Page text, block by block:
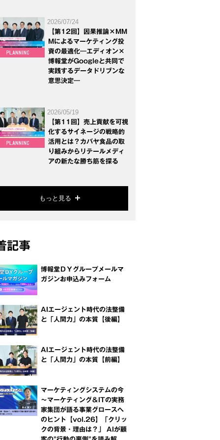
2026/07/24
【第12回】因果推論×MM
Mによるマーケティング投
資の最適化―エディオン×
博報堂がGoogleと共同で
実践するデータドリブンな
意思決定―
2026/05/19
【第11回】売上貢献を可視
化するサイネージの戦略的
活用とは？カバヤ食品の取
り組みからリテールメディ
アの新たな勝ち筋を探る
もっと見る
記事
博報堂ＤＹグループメールマ
ガジンお申込みフォーム
AIエージェント時代の法整備
と「人間力」の本質【後編】
AIエージェント時代の法整備
と「人間力」の本質【前編】
マーケティングシステムの今
～マーケティング＆ITの実務
家集団が語る事業グロースへ
のヒント【vol.26】「クリッ
クの背景・理由は？」 AIが顧